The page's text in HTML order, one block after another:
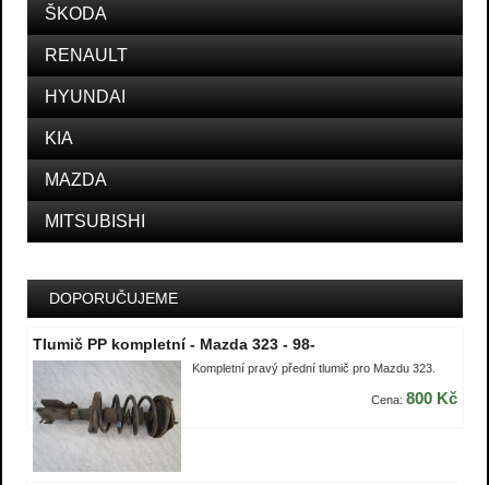
ŠKODA
RENAULT
HYUNDAI
KIA
MAZDA
MITSUBISHI
DOPORUČUJEME
Tlumič PP kompletní - Mazda 323 - 98-
Kompletní pravý přední tlumič pro Mazdu 323.
Cena: 800 Kč